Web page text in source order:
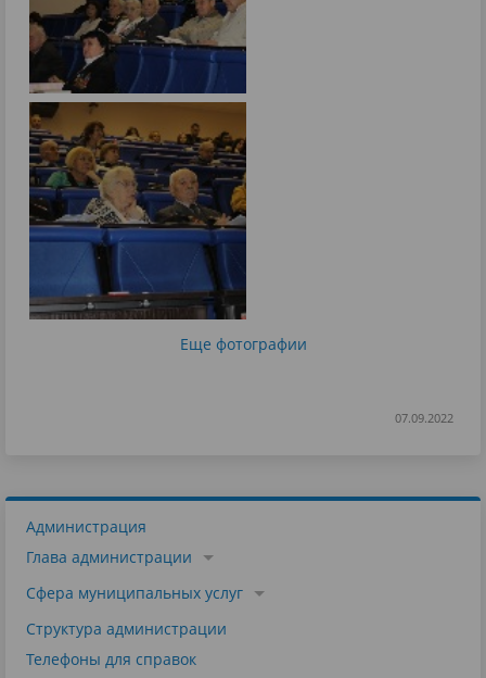
Еще фотографии
07.09.2022
Администрация
Глава администрации
Сфера муниципальных услуг
Структура администрации
Телефоны для справок